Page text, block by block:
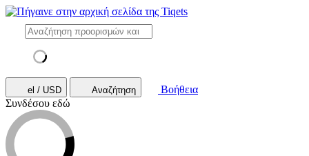
el / USD Αναζήτηση
Βοήθεια
Συνδέσου εδώ